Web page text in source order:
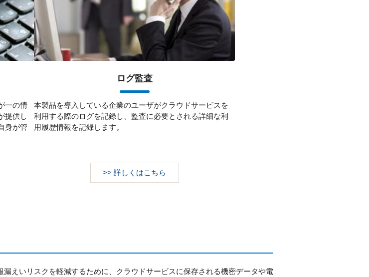
一の情
提供し
身が管
ログ監査
本製品を導入している企業のユーザがクラウドサービスを
利用する際のログを記録し、監査に必要とされる詳細な利
用履歴情報を記録します。
>> 詳しくはこちら
えいリスクを軽減するために、クラウドサービスに保存される機密データや電